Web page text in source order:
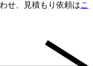
せ、見積もり依頼はこ